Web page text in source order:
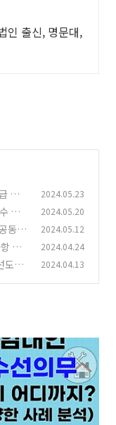
인 출신, 명문대,
어디
2024.05.23
비
2024.05.20
동주
2024.05.12
예
2024.04.24
도지
2024.04.13